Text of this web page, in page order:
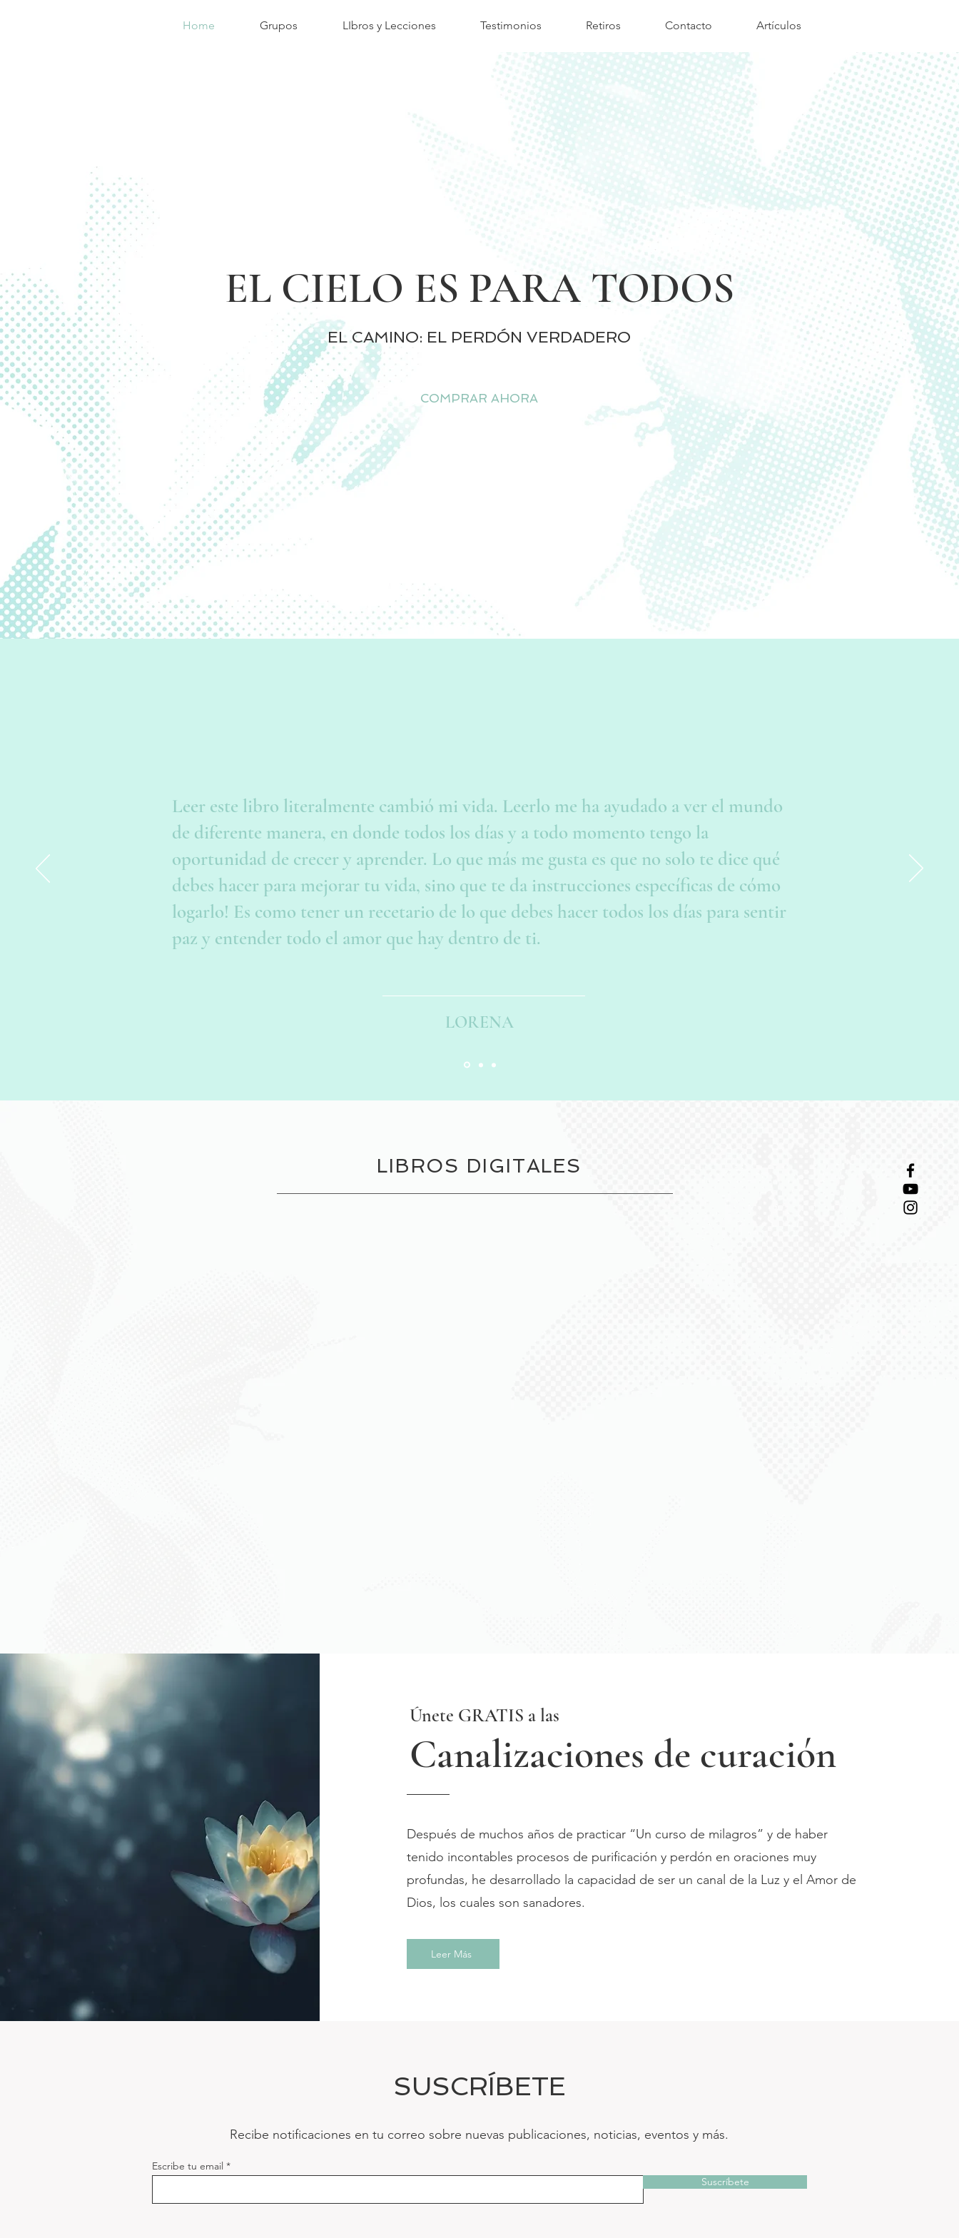
Home Grupos LIbros y Lecciones Testimonios Retiros Contacto Artículos
EL CIELO ES PARA TODOS
EL CAMINO: EL PERDÓN VERDADERO
COMPRAR AHORA
Leer este libro literalmente cambió mi vida. Leerlo me ha ayudado a ver el mundo
de diferente manera, en donde todos los días y a todo momento tengo la
oportunidad de crecer y aprender. Lo que más me gusta es que no solo te dice qué
debes hacer para mejorar tu vida, sino que te da instrucciones específicas de cómo
logarlo! Es como tener un recetario de lo que debes hacer todos los días para sentir
paz y entender todo el amor que hay dentro de ti.
LORENA
LIBROS DIGITALES
Únete GRATIS a las
Canalizaciones de curación
Después de muchos años de practicar “Un curso de milagros” y de haber
tenido incontables procesos de purificación y perdón en oraciones muy
profundas, he desarrollado la capacidad de ser un canal de la Luz y el Amor de
Dios, los cuales son sanadores.
Leer Más
SUSCRÍBETE
Recibe notificaciones en tu correo sobre nuevas publicaciones, noticias, eventos y más.
Escribe tu email
Suscríbete